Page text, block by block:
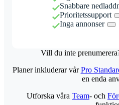
Snabbare
Prioritetssupport
Inga annonser
Vill du inte
Planer inkluderar vårPro
en enda
Utforska våra Team- och